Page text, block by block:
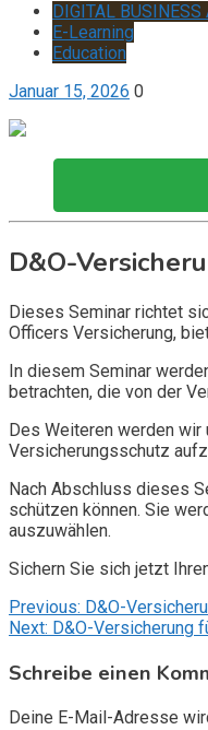
DIGITAL BUSINESS
E-Learning
Education
Januar 15, 2026 0
D&O-
Dieses Seminar richtet
Officers Versicherung,
In diesem Seminar
betrachten, die von der
Des Weiteren werden
Versicherungsschutz
Nach Abschluss dieses
schützen können. Sie
auszuwählen.
Sichern Sie sich jetzt
Previous: D&O-
Next: D&O-Versicherung
Schreibe einen
Deine E-Mail-Adresse